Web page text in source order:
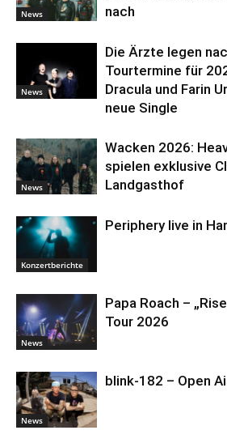
News
nach
News
Die Ärzte legen
Tourtermine für
Dracula und Farin
neue Single
News
Wacken 2026:
spielen exklusive
Landgasthof
Konzertberichte
Periphery live in
News
Papa Roach –
Tour 2026
News
blink-182 – Open